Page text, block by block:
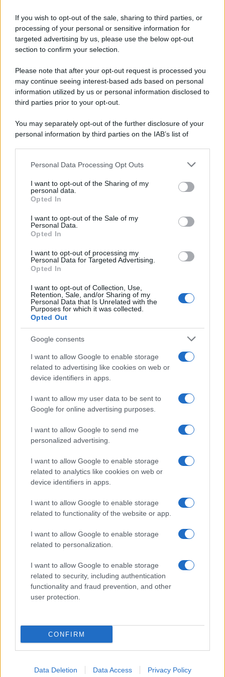
If you wish to opt-out of the sale, sharing to third parties, or
processing of your personal or sensitive information for
targeted advertising by us, please use the below opt-out
section to confirm your selection.
Please note that after your opt-out request is processed you
may continue seeing interest-based ads based on personal
information utilized by us or personal information disclosed to
third parties prior to your opt-out.
You may separately opt-out of the further disclosure of your
personal information by third parties on the IAB’s list of
This information may also be disclosed by us to third parties
disclose it to other third parties.
Please note that this website/app uses one or more Google
services and may gather and store information including but
not limited to your visit or usage behaviour. You may click to
grant or deny consent to Google and its third-party tags to
consent section.
Personal Data Processing Opt Outs
I want to opt-out of the Sharing of my
personal data.
Opted In
I want to opt-out of the Sale of my
Personal Data.
Opted In
I want to opt-out of processing my
Personal Data for Targeted Advertising.
Opted In
I want to opt-out of Collection, Use,
Retention, Sale, and/or Sharing of my
Personal Data that Is Unrelated with the
Purposes for which it was collected.
Opted Out
Google consents
I want to allow Google to enable storage
related to advertising like cookies on web or
device identifiers in apps.
I want to allow my user data to be sent to
Google for online advertising purposes.
I want to allow Google to send me
personalized advertising.
I want to allow Google to enable storage
related to analytics like cookies on web or
device identifiers in apps.
I want to allow Google to enable storage
related to functionality of the website or app.
I want to allow Google to enable storage
related to personalization.
I want to allow Google to enable storage
related to security, including authentication
functionality and fraud prevention, and other
user protection.
CONFIRM
Data Deletion Data Access Privacy Policy
Oroscopo delle Stelle di Marlon,
giovedì 6 agosto
Seguici su Google News
TRIBUNALE DI NOCERA INFERIORE N. 6/2020 - RG N. 1338/2020
ISCRIZIONE AL ROC N. 35792 – ISCRITTA ALL’ANSO (ASSOCIAZIONE
NAZIONALE STAMPA ONLINE)
Privacy e Notifiche